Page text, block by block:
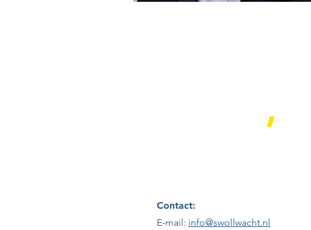
,
Contact:
E-mail: info@swollwacht.nl